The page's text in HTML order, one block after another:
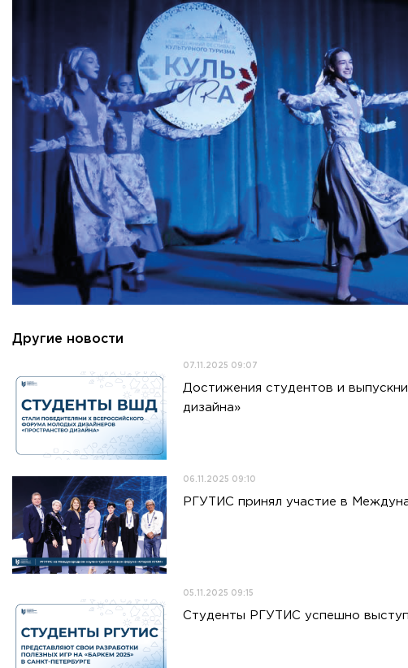
Другие новости
07.11.2025 09:07
Достижения студентов и
дизайна»
06.11.2025 09:10
РГУТИС принял участие в
05.11.2025 09:15
Студенты РГУТИС успешно